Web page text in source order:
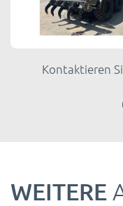
Kontaktieren
WEITERE